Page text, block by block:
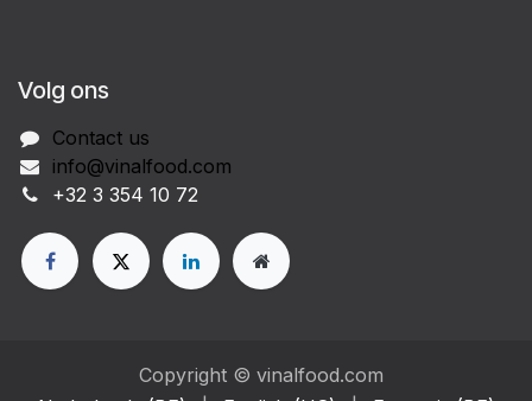
Volg ons
Contact us
info@vinalfood.com
+32 3 354 10 72
Copyright © vinalfood.com